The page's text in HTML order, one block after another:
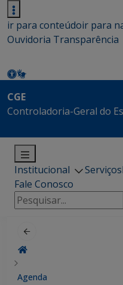
ir para conteúdoir para
Ouvidoria Transparência
CGE
Controladoria-Geral do
Institucional Serviços
Fale Conosco
Pesquisar
por:
Agenda